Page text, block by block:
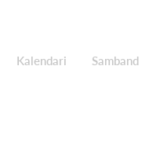
Kalendari Samband